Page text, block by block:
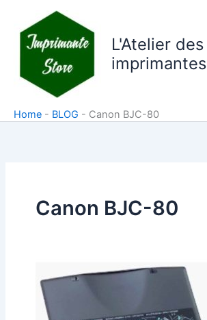
contenu
L'Atelier des
imprimantes
Home - BLOG - Canon BJC-80
Canon BJC-80